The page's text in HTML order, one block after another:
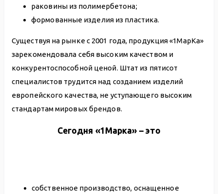
раковины из полимербетона;
формованные изделия из пластика.
Существуя на рынке с 2001 года, продукция «1МарКа»
зарекомендовала себя высоким качеством и
конкурентоспособной ценой. Штат из пятисот
специалистов трудится над созданием изделий
европейского качества, не уступающего высоким
стандартам мировых брендов.
Сегодня «1Марка» – это
собственное производство, оснащенное